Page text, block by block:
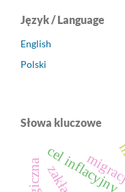
Język / Language
English
Polski
Słowa kluczowe
cel inflacyjny